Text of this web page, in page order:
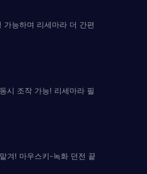
가능하며 리세마라 더 간편
시 조작 가능! 리세마라 필
겨! 마우스키-녹화 던전 끝